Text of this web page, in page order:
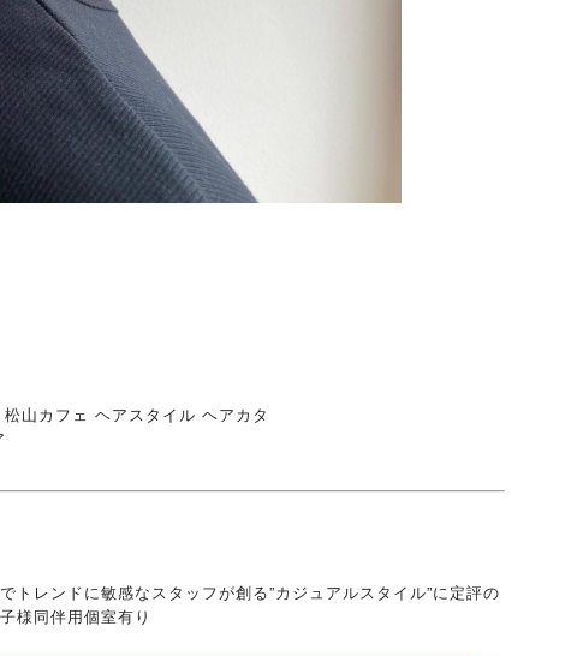
山カフェ ヘアスタイル ヘアカタ
トレンドに敏感なスタッフが創る”カジュアルスタイル”に定評の
様同伴用個室有り